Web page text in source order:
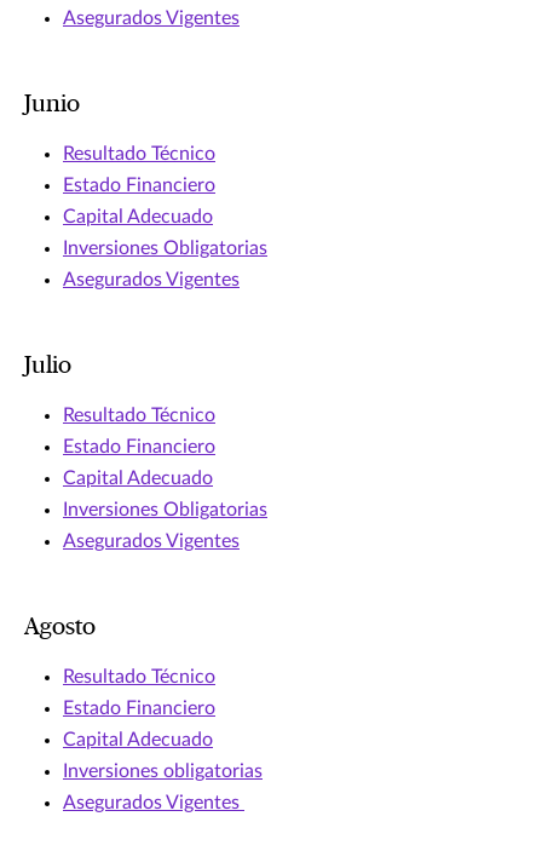
Asegurados Vigentes
Junio
Resultado Técnico
Estado Financiero
Capital Adecuado
Inversiones Obligatorias
Asegurados Vigentes
Julio
Resultado Técnico
Estado Financiero
Capital Adecuado
Inversiones Obligatorias
Asegurados Vigentes
Agosto
Resultado Técnico
Estado Financiero
Capital Adecuado
Inversiones obligatorias
Asegurados Vigentes